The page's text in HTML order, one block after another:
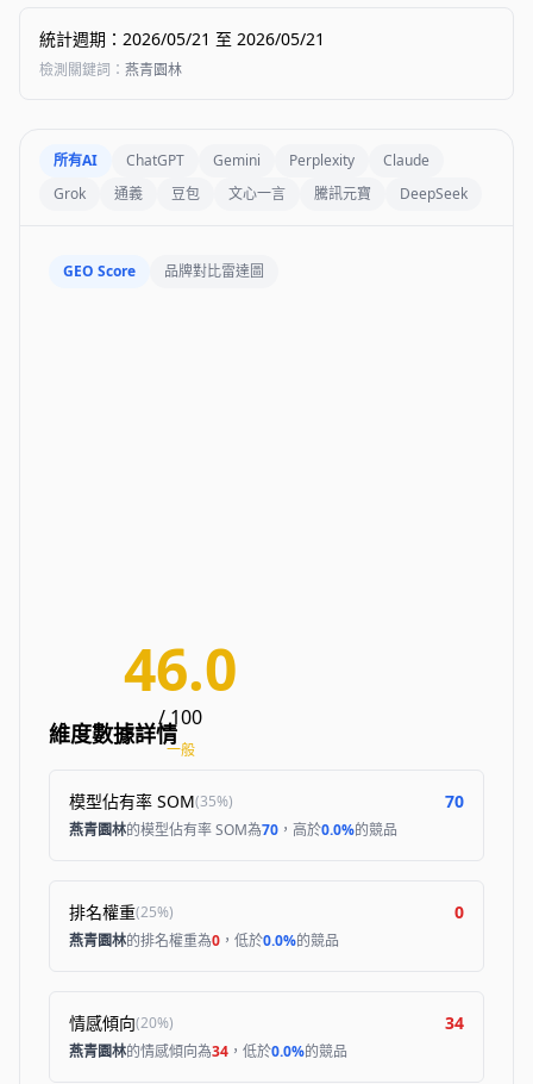
統計週期 ： 2026/05/21 至 2026/05/21
檢測關鍵詞 ： 燕青園林
所有AI ChatGPT Gemini Perplexity
Claude
Grok
通義 豆包 文心一言 騰訊元寶 DeepSeek
GEO Score 品牌對比雷達圖
46.0
/ 100
一般
維度數據詳情
模型佔有率 SOM(35%) 70
燕青園林的模型佔有率 SOM為70 ，高於0.0%的競品
排名權重(25%) 0
燕青園林的排名權重為0 ，低於0.0%的競品
情感傾向(20%) 34
燕青園林的情感傾向為34 ，低於0.0%的競品